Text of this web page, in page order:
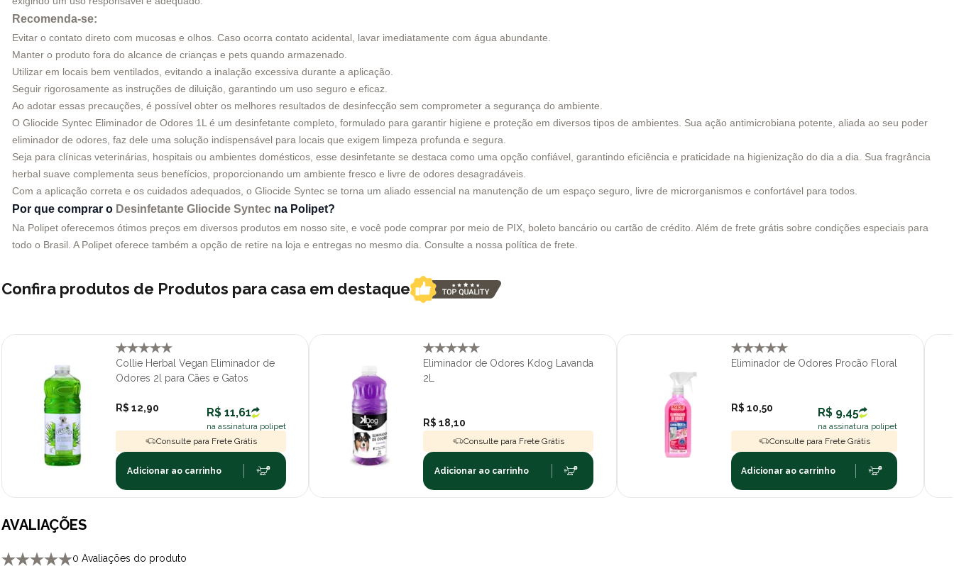
Recomenda-se:
Evitar o contato direto com mucosas e olhos. Caso ocorra contato acidental, lavar imediatamente com água abundante.
Manter o produto fora do alcance de crianças e pets quando armazenado.
Utilizar em locais bem ventilados, evitando a inalação excessiva durante a aplicação.
Seguir rigorosamente as instruções de diluição, garantindo um uso seguro e eficaz.
Ao adotar essas precauções, é possível obter os melhores resultados de desinfecção sem comprometer a segurança do ambiente.
O Gliocide Syntec Eliminador de Odores 1L é um desinfetante completo, formulado para garantir higiene e proteção em diversos tipos de ambientes. Sua ação antimicrobiana potente, aliada ao seu poder
eliminador de odores, faz dele uma solução indispensável para locais que exigem limpeza profunda e segura.
Seja para clínicas veterinárias, hospitais ou ambientes domésticos, esse desinfetante se destaca como uma opção confiável, garantindo eficiência e praticidade na higienização do dia a dia. Sua fragrância
herbal suave complementa seus benefícios, proporcionando um ambiente fresco e livre de odores desagradáveis.
Com a aplicação correta e os cuidados adequados, o Gliocide Syntec se torna um aliado essencial na manutenção de um espaço seguro, livre de microrganismos e confortável para todos.
Por que comprar o Desinfetante Gliocide Syntec na Polipet?
Na Polipet oferecemos ótimos preços em diversos produtos em nosso site, e você pode comprar por meio de PIX, boleto bancário ou cartão de crédito. Além de frete grátis sobre condições especiais para
todo o Brasil. A Polipet oferece também a opção de retire na loja e entregas no mesmo dia. Consulte a nossa política de frete.
Confira produtos de Produtos para casa em destaque
Collie Herbal Vegan Eliminador de
Odores 2l para Cães e Gatos
R$ 12,90 R$ 11,61
na assinatura polipet
Consulte para Frete Grátis
Adicionar ao carrinho
Eliminador de Odores Kdog Lavanda
2L
R$ 18,10
Consulte para Frete Grátis
Adicionar ao carrinho
Eliminador de Odores Procão Floral
R$ 10,50 R$ 9,45
na assinatura polipet
Consulte para Frete Grátis
Adicionar ao carrinho
AVALIAÇÕES
0 Avaliações do produto